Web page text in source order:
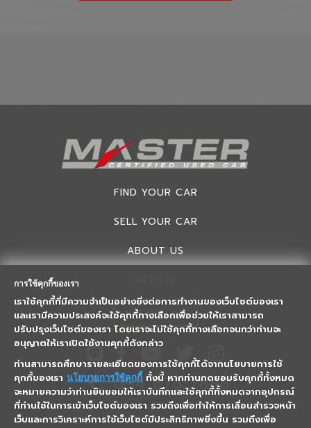
FIND YOUR CAR
SELL YOUR CAR
ABOUT US
FIND US
094 678 2888
2018 © Masterusedcar.com, All rights reserved.
การใช้คุกกี้ของเรา
เราใช้คุกกี้ที่มีความจำเป็นอย่างยิ่งต่อการทำงานของเว็บไซต์ของเรา
และเรามีความประสงค์จะใช้คุกกี้ทางเลือกเพื่อช่วยให้เราสามารถ
ปรับปรุงเว็บไซต์ของเรา โดยเราจะไม่ใช้คุกกี้ทางเลือกจนกว่าท่านจะ
อนุญาตให้เราเปิดใช้งานคุกกี้ดังกล่าว
ท่านสามารถศึกษารายละเอียดของการใช้คุกกี้ได้จากนโยบายการใช้
คุกกี้ของเรา นโยบายการใช้คุกกี้ ทั้งนี้ หากท่านกดยอมรับคุกกี้ทั้งหมด
จะหมายความว่าท่านยินยอมให้เราบันทึกและใช้คุกกี้ทั้งหมดจากอุปกรณ์
ที่ท่านใช้ในการเข้าเว็บไซต์ของเรา รวมถึงเพื่อทำให้การเลื่อนสำรวจหน้า
เว็บและการวิเคราะห์การใช้เว็บไซต์มีประสิทธิภาพยิ่งขึ้น รวมถึงเพื่อ